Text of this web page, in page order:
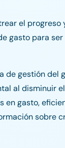
el
gasto para
gestión del
al disminuir
en gasto,
sobre